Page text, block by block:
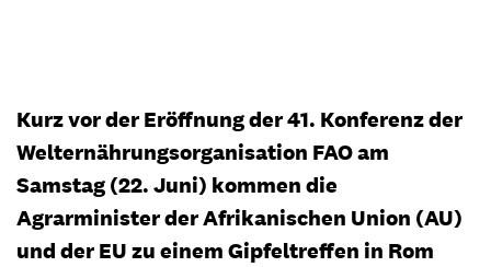
Kurz vor der Eröffnung der 41. Konferenz der
Welternährungsorganisation FAO am
Samstag (22. Juni) kommen die
Agrarminister der Afrikanischen Union (AU)
und der EU zu einem Gipfeltreffen in Rom